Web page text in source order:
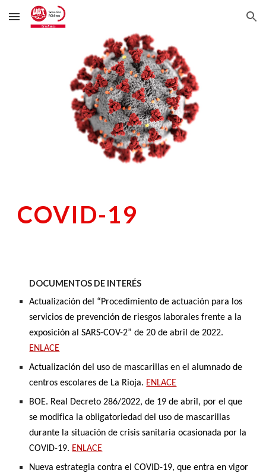
Skip to main content Skip to navigation
COVID-19
DOCUMENTOS DE INTERÉS
Actualización del “Procedimiento de actuación para los
servicios de prevención de riesgos laborales frente a la
exposición al SARS-COV-2” de 20 de abril de 2022.
ENLACE
Actualización del uso de mascarillas en el alumnado de
centros escolares de La Rioja. ENLACE
BOE. Real Decreto 286/2022, de 19 de abril, por el que
se modifica la obligatoriedad del uso de mascarillas
durante la situación de crisis sanitaria ocasionada por la
COVID-19. ENLACE
Nueva estrategia contra el COVID-19, que entra en vigor